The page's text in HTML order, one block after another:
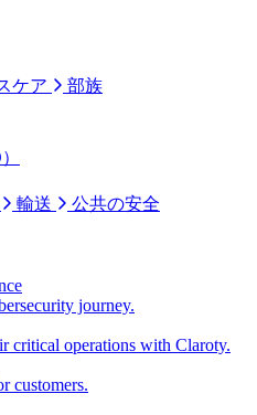
ケア 部族
輸送 公共の安全
journey.
critical operations with Claroty.
customers.